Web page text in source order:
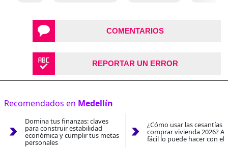
COMENTARIOS
REPORTAR UN ERROR
Recomendados en Medellín
Domina tus finanzas: claves
para construir estabilidad
económica y cumplir tus metas
personales
¿Cómo usar las cesantías
comprar vivienda 2026?
fácil lo puede hacer con el